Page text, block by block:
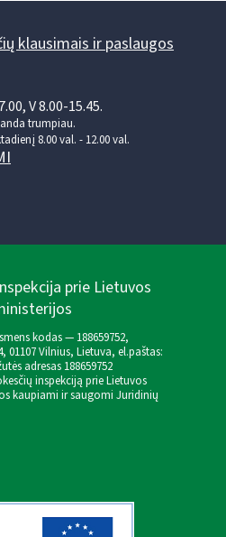
klausimais ir paslaugos
V 8.00-15.45.
trumpiau.
8.00 val. - 12.00 val.
prie Lietuvos
kodas — 188659752,
01107 Vilnius, Lietuva, el.paštas:
adresas 188659752
inspekciją prie Lietuvos
kaupiami ir saugomi Juridinių